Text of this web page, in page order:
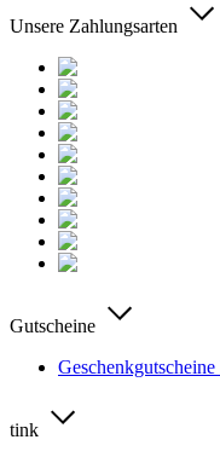
Unsere Zahlungsarten
Gutscheine
tink